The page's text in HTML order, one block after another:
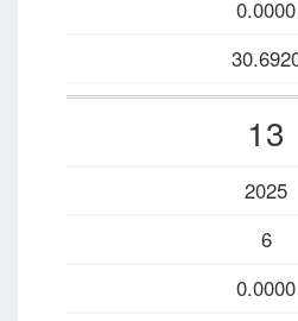
0.0000
13
2025
6
0.0000